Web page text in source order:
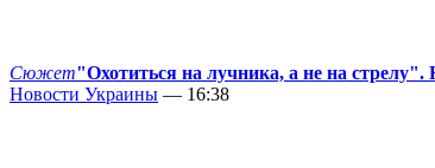
Сюжет"Охотиться на лучника, а не на стрелу".
Новости Украины — 16:38